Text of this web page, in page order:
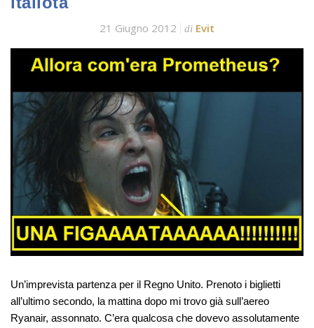
21 Giugno 2012 di Evit
Un’imprevista partenza per il Regno Unito. Prenoto i biglietti
all’ultimo secondo, la mattina dopo mi trovo già sull’aereo
Ryanair, assonnato. C’era qualcosa che dovevo assolutamente